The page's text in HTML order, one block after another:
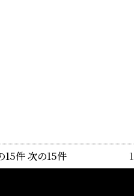
前の15件 次の15件 1